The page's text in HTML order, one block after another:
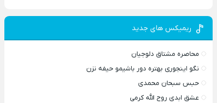
ریمیکس های جدید
محاصره مشتاق دلوجیان
نگو اینجوری بهتره دور باشیمو حیفه نزن
حبس سبحان محمدی
عشق ابدی روح الله کرمی